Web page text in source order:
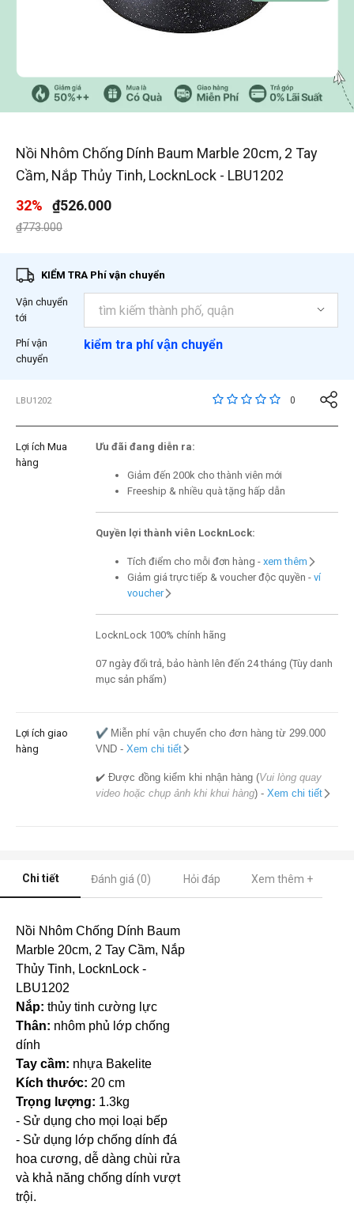
/4
Nồi Nhôm Chống Dính Baum Marble 20cm, 2 Tay
Cầm, Nắp Thủy Tinh, LocknLock - LBU1202
32%
₫526.000
Giá giảm xuống từ
₫773.000đến
KIỂM TRA Phí vận chuyển
Vận chuyển
tới
Phí vận
chuyển
kiểm tra phí vận chuyển
LBU1202 3,6 trên đánh giá của
0
Lợi ích Mua
hàng
Ưu đãi đang diễn ra:
Giảm đến 200k cho thành viên mới
Freeship & nhiều quà tặng hấp dẫn
Quyền lợi thành viên LocknLock:
Tích điểm cho mỗi đơn hàng - xem thêm
Giảm giá trực tiếp & voucher độc quyền - ví
voucher
LocknLock 100% chính hãng
07 ngày đổi trả, bảo hành lên đến 24 tháng (Tùy danh
mục sản phẩm)
Lợi ích giao
hàng
✔️ Miễn phí vận chuyển cho đơn hàng từ 299.000
VND - Xem chi tiết
✔️ Được đồng kiểm khi nhận hàng (Vui lòng quay
video hoặc chụp ảnh khi khui hàng) - Xem chi tiết
Chi tiết Đánh giá (0) Hỏi đáp Xem thêm +
Nồi Nhôm Chống Dính Baum
Marble 20cm, 2 Tay Cầm, Nắp
Thủy Tinh, LocknLock -
LBU1202
Nắp: thủy tinh cường lực
Thân: nhôm phủ lớp chống
dính
Tay cầm: nhựa Bakelite
Kích thước: 20 cm
Trọng lượng: 1.3kg
- Sử dụng cho mọi loại bếp
- Sử dụng lớp chống dính đá
hoa cương, dễ dàng chùi rửa
và khả năng chống dính vượt
trội.